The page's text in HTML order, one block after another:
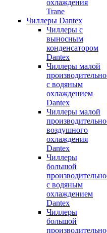
охлаждения
Trane
Чиллеры Dantex
Чиллеры с
выносным
конденсатором
Dantex
Чиллеры малой
с водяным
охлаждением
Dantex
Чиллеры малой
воздушного
охлаждения
Dantex
Чиллеры
большой
с водяным
охлаждением
Dantex
Чиллеры
большой